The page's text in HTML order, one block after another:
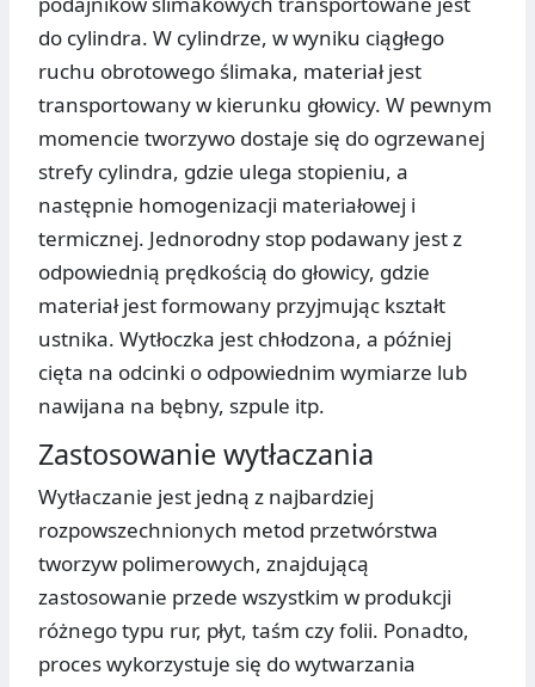
do cylindra. W cylindrze, w wyniku ciągłego
ruchu obrotowego ślimaka, materiał jest
transportowany w kierunku głowicy. W pewnym
momencie tworzywo dostaje się do ogrzewanej
strefy cylindra, gdzie ulega stopieniu, a
następnie homogenizacji materiałowej i
termicznej. Jednorodny stop podawany jest z
odpowiednią prędkością do głowicy, gdzie
materiał jest formowany przyjmując kształt
ustnika. Wytłoczka jest chłodzona, a później
cięta na odcinki o odpowiednim wymiarze lub
nawijana na bębny, szpule itp.
Zastosowanie wytłaczania
Wytłaczanie jest jedną z najbardziej
rozpowszechnionych metod przetwórstwa
tworzyw polimerowych, znajdującą
zastosowanie przede wszystkim w produkcji
różnego typu rur, płyt, taśm czy folii. Ponadto,
proces wykorzystuje się do wytwarzania